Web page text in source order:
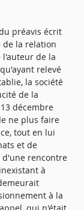
préavis écrit
de la relation
l'auteur de la
relevé
la société
de la
décembre
ne plus faire
tout en lui
et de
d'une rencontre
à
à la